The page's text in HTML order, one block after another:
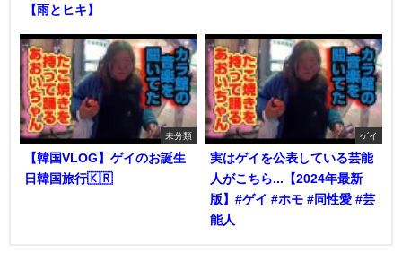
【雨とヒキ】
未分類
【韓国VLOG】ゲイのお誕生
日韓国旅行🇰🇷
ゲイ
実はゲイを公表している芸能
人がこちら...【2024年最新
版】#ゲイ #ホモ #同性愛 #芸
能人